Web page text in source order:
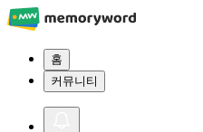
홈
커뮤니티